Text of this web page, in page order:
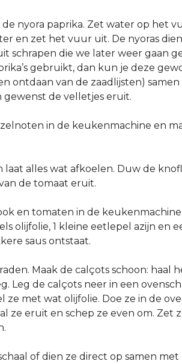
nyora paprika. Zet water op het
en zet het vuur uit. De nyoras
schrapen die we later weer gaan
gebruikt, dan kun je deze
ontdaan van de zaadlijsten)
gewenst de velletjes eruit.
in de keukenmachine en
laat alles wat afkoelen. Duw de
de tomaat eruit.
en tomaten in de
olijfolie, 1 kleine eetlepel azijn en
saus ontstaat.
Maak de calçots schoon: haal
Leg de calçots neer in een
met wat olijfolie. Doe ze in de
ze eruit en schep ze even om. Zet
of dien ze direct op samen met